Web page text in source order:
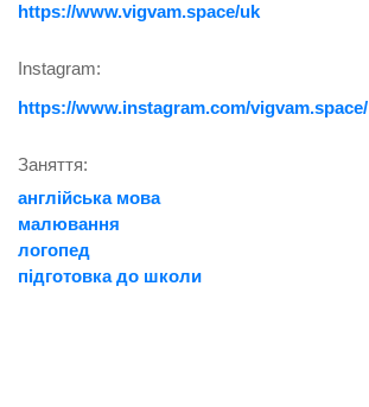
https://www.vigvam.space/uk
Instagram:
https://www.instagram.com/vigvam.space/
Заняття:
англійська мова
малювання
логопед
підготовка до школи